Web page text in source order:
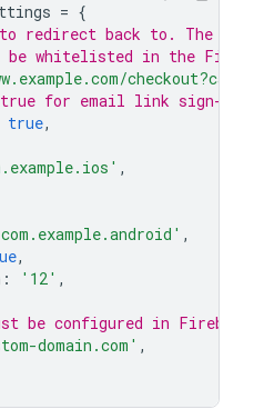
= {
redirect back to. The
be whitelisted in the
for email link sign-in.
true,
,
,
,
: '12' ,
be configured in Firebase
domain.com' ,